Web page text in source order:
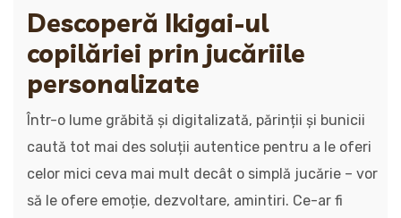
Descoperă Ikigai-ul
copilăriei prin jucăriile
personalizate
Într-o lume grăbită și digitalizată, părinții și bunicii
caută tot mai des soluții autentice pentru a le oferi
celor mici ceva mai mult decât o simplă jucărie – vor
să le ofere emoție, dezvoltare, amintiri. Ce-ar fi